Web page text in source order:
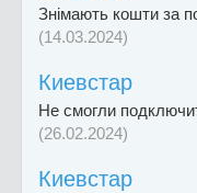
Знімають кошти за
(14.03.2024)
Киевстар
Не смогли
(26.02.2024)
Киевстар